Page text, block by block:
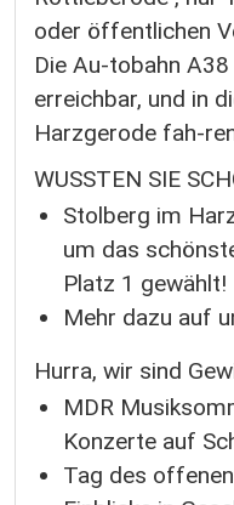
oder öffentlichen
Die Au-tobahn
erreichbar, und in
Harzgerode fah-
WUSSTEN SIE
Stolberg im
um das
Platz 1 gewählt!
Mehr dazu auf
Hurra, wir sind
MDR
Konzerte auf
Tag des